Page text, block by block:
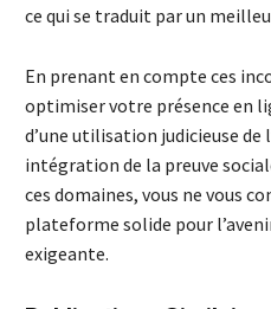
ce qui se traduit par un
En prenant en compte ces
optimiser votre présence en
d’une utilisation judicieuse de
intégration de la preuve
ces domaines, vous ne vous
plateforme solide pour
exigeante.